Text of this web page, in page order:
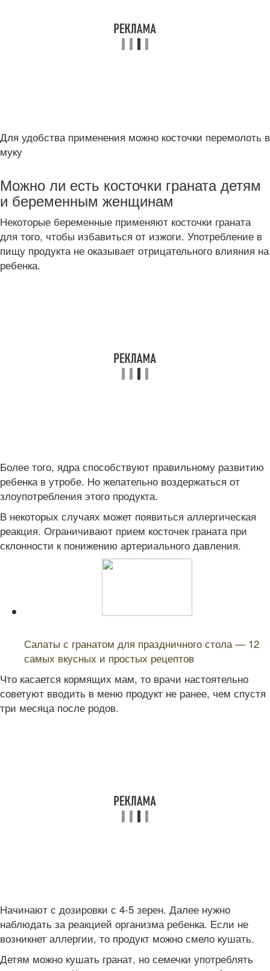
Для удобства применения можно косточки перемолоть в
муку
Можно ли есть косточки граната детям
и беременным женщинам
Некоторые беременные применяют косточки граната
для того, чтобы избавиться от изжоги. Употребление в
пищу продукта не оказывает отрицательного влияния на
ребенка.
Более того, ядра способствуют правильному развитию
ребенка в утробе. Но желательно воздержаться от
злоупотребления этого продукта.
В некоторых случаях может появиться аллергическая
реакция. Ограничивают прием косточек граната при
склонности к понижению артериального давления.
Салаты с гранатом для праздничного стола — 12
самых вкусных и простых рецептов
Что касается кормящих мам, то врачи настоятельно
советуют вводить в меню продукт не ранее, чем спустя
три месяца после родов.
Начинают с дозировки с 4-5 зерен. Далее нужно
наблюдать за реакцией организма ребенка. Если не
возникнет аллергии, то продукт можно смело кушать.
Детям можно кушать гранат, но семечки употреблять